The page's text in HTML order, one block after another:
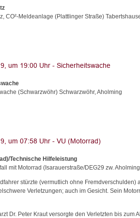
CO²-Meldeanlage (Plattlinger Straße)
(Schwarzwöhr) Schwarzwöhr, Aholming
Technische Hilfeleistung
mit Motorrad (Isarauerstraße/DEG29 zw.
stürzte (vermutlich ohne Fremdverschulden)
Verletzungen; auch im Gesicht. Sein
Dr. Peter Kraut versorgte den Verletzten bis zum